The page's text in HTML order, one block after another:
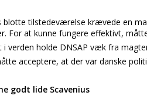
tilstedeværelse krævede en
For at kunne fungere effektivt,
i verden holde DNSAP væk fra
acceptere, at der var danske
godt lide Scavenius